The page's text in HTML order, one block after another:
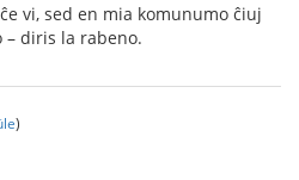
vi, sed en mia komunumo ĉiuj
– diris la rabeno.
)